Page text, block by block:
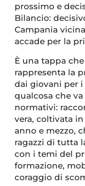
prossimo e
Bilancio:
Campania
accade per la
È una tappa
rappresenta la
dai giovani per i
qualcosa che
normativi:
vera, coltivata
anno e mezzo,
ragazzi di tutta
con i temi del
formazione,
coraggio di